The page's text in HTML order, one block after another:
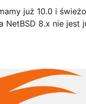
już 10.0 i świeżo
Niemniej